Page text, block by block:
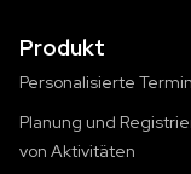
Produkt
Personalisierte
Planung und
von Aktivitäten